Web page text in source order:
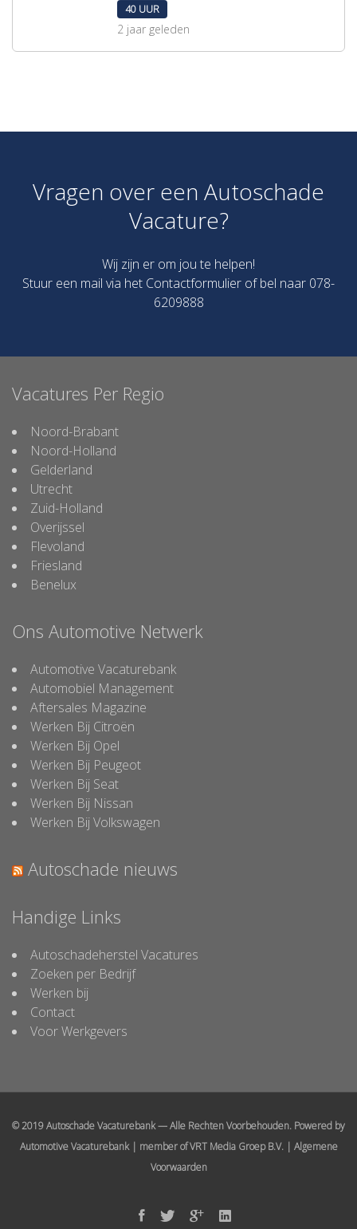
40 UUR
2 jaar geleden
Vragen over een Autoschade
Vacature?
Wij zijn er om jou te helpen!
Stuur een mail via het Contactformulier of bel naar 078-
6209888
Vacatures Per Regio
Noord-Brabant
Noord-Holland
Gelderland
Utrecht
Zuid-Holland
Overijssel
Flevoland
Friesland
Benelux
Ons Automotive Netwerk
Automotive Vacaturebank
Automobiel Management
Aftersales Magazine
Werken Bij Citroën
Werken Bij Opel
Werken Bij Peugeot
Werken Bij Seat
Werken Bij Nissan
Werken Bij Volkswagen
Autoschade nieuws
Handige Links
Autoschadeherstel Vacatures
Zoeken per Bedrijf
Werken bij
Contact
Voor Werkgevers
© 2019 Autoschade Vacaturebank — Alle Rechten Voorbehouden. Powered by
Automotive Vacaturebank| member ofVRT Media Groep B.V.| Algemene
Voorwaarden
Facebook
TwitterGoogleLinked